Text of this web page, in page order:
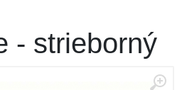
- strieborný